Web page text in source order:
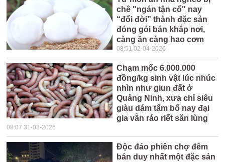
chê "ngán tận cổ" nay
“đổi đời” thành đặc sản
đóng gói bán khắp nơi,
càng ăn càng hao cơm
08:51 02-04-2026
Chạm mốc 6.000.000
đồng/kg sinh vật lúc nhúc
nhìn như giun đất ở
Quảng Ninh, xưa chỉ siêu
giàu dám tẩm bổ nay đại
gia vẫn ráo riết săn lùng
08:07 31-03-2026
Độc đáo phiên chợ đêm
bán duy nhất một đặc sản